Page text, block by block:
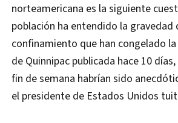
norteamericana es la siguiente
población ha entendido la gravedad
confinamiento que han congelado
de Quinnipac publicada hace 10
fin de semana habrían sido
el presidente de Estados Unidos